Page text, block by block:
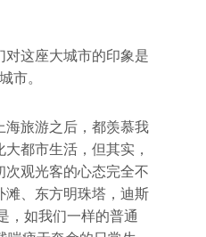
这座大城市的印象是
市。
海旅游之后，都羡慕我
都市生活，但其实，
次观光客的心态完全不
滩、东方明珠塔，迪斯
，如我们一样的普通